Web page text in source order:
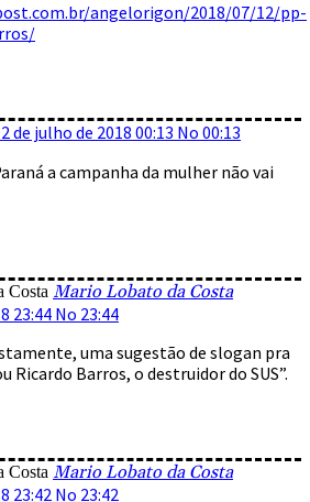
angelorigon/2018/07/12/pp-
de julho de 2018 00:13 No 00:13
a campanha da mulher não vai
Mario Lobato da Costa
23:44 No 23:44
uma sugestão de slogan pra
Ricardo Barros, o destruidor do SUS”.
Mario Lobato da Costa
23:42 No 23:42